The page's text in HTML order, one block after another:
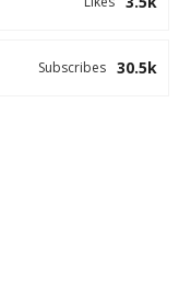
30.5k
Subscribes